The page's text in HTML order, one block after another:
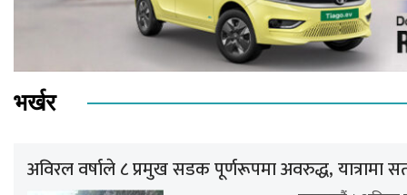
भर्खर
अविरल वर्षाले ८ प्रमुख सडक पूर्णरूपमा अवरुद्ध, यात्रामा